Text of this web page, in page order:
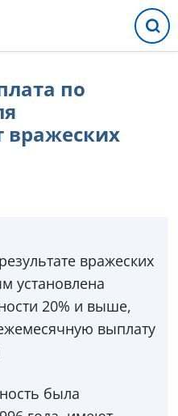
по
вражеских
вражеских
установлена
20% и выше,
выплату
была